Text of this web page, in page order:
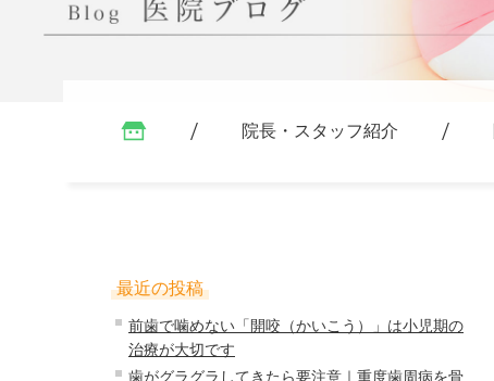
院長・スタッフ紹介
最近の投稿
前歯で噛めない「開咬（かいこう）」は小児期の
治療が大切です
歯がグラグラしてきたら要注意｜重度歯周病を骨